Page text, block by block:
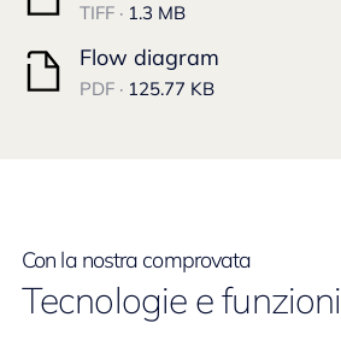
TIFF · 1.3 MB
Flow diagram
PDF · 125.77 KB
Con la nostra comprovata
Tecnologie e funzioni